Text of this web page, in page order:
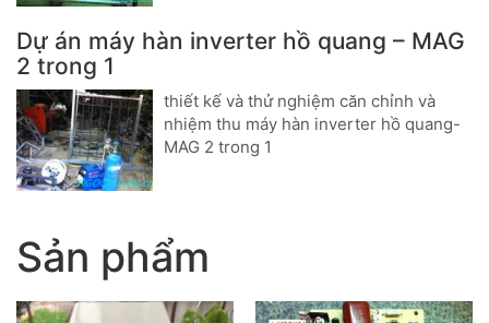
Dự án máy hàn inverter hồ quang – MAG
2 trong 1
thiết kế và thử nghiệm căn chỉnh và
nhiệm thu máy hàn inverter hồ quang-
MAG 2 trong 1
Sản phẩm